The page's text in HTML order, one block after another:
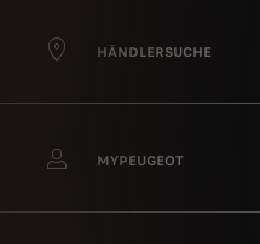
HÄNDLERSUCHE
MYPEUGEOT